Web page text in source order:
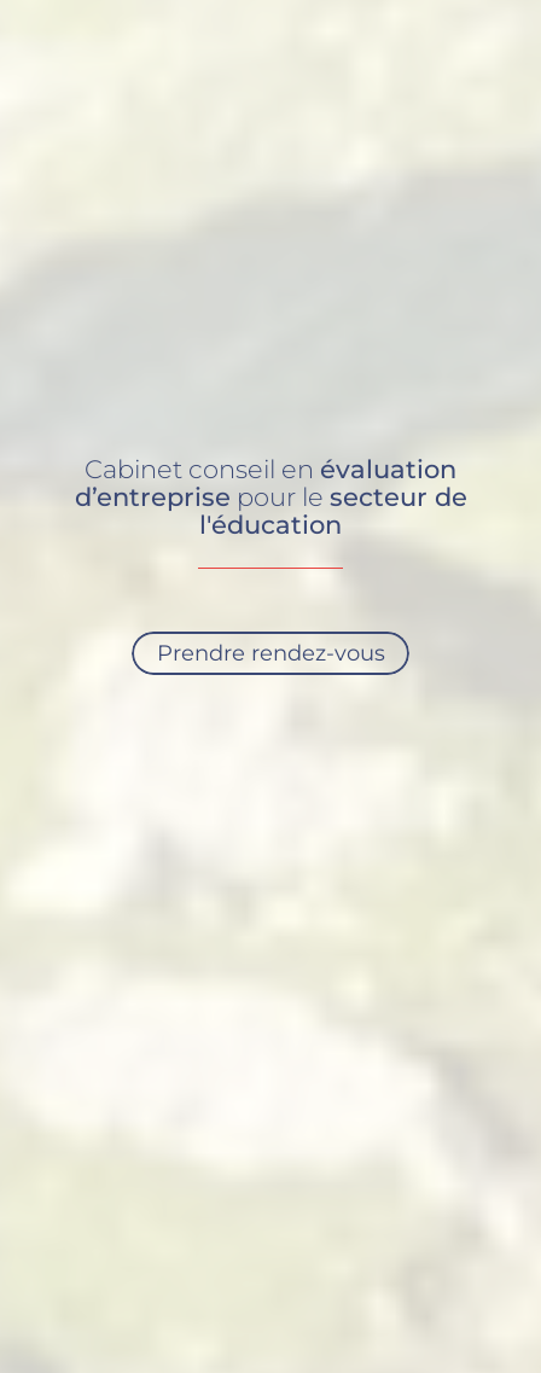
Cabinet conseil en évaluation
d’entreprise pour le secteur de
l'éducation
Prendre rendez-vous